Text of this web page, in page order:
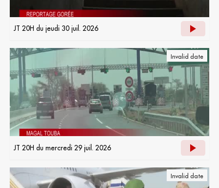
JT 20H du jeudi 30 juil. 2026
Invalid date
JT 20H du mercredi 29 juil. 2026
Invalid date